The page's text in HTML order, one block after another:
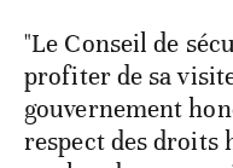
"Le Conseil de
profiter de sa
gouvernement
respect des droits